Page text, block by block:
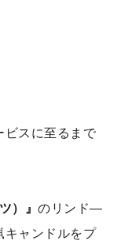
ビスに至るまで
）』のリンド―
キャンドルをプ